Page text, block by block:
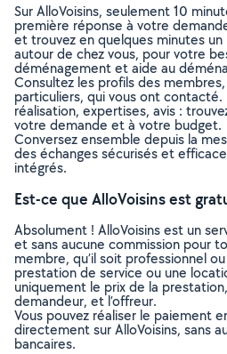
Sur AlloVoisins, seulement 10
première réponse à votre
et trouvez en quelques minutes
autour de chez vous, pour votre
déménagement et aide au
Consultez les profils des
particuliers, qui vous ont
réalisation, expertises, avis :
votre demande et à votre budget.
Conversez ensemble depuis la
des échanges sécurisés et
intégrés.
Est-ce que AlloVoisins est
Absolument ! AlloVoisins est un
et sans aucune commission pour
membre, qu’il soit professionnel
prestation de service ou une
uniquement le prix de la
demandeur, et l’offreur.
Vous pouvez réaliser le paiement
directement sur AlloVoisins, sans
bancaires.